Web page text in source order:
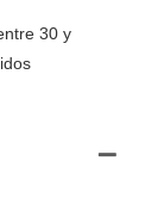
30 y